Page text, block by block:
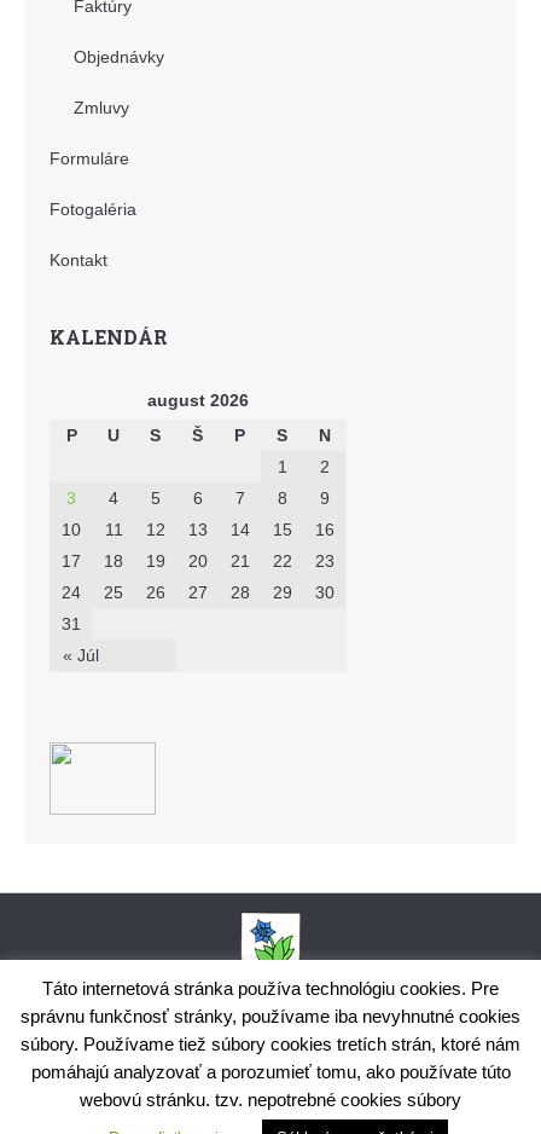
Faktúry
Objednávky
Zmluvy
Formuláre
Fotogaléria
Kontakt
KALENDÁR
august 2026
P
U S Š P S N
« Júl
1
2
3
4 5 6 7 8
9
10
11 12 13 14 15
16
17
18 19 20 21 22
23
24
25 26 27 28 29
30
31
Obecný úrad Bodiná, č. 102, 018 15 Prečín,
+421424398035,www.bodina.eu
IČO: 00 692 522, Prima banka Slovensko, a.s., IBAN: SK25 5600 0000
0029 9178 8001
Ochrana osobných údajov
Táto internetová stránka používa technológiu cookies. Pre
správnu funkčnosť stránky, používame iba nevyhnutné cookies
súbory. Používame tiež súbory cookies tretích strán, ktoré nám
pomáhajú analyzovať a porozumieť tomu, ako používate túto
webovú stránku. tzv. nepotrebné cookies súbory